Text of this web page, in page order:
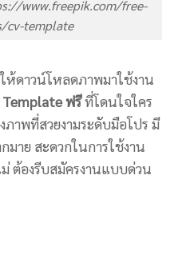
www.freepik.com/free-
cv-template
าวน์โหลดภาพมาใช้งาน
Template ฟรีที่โดนใจใคร
าพที่สวยงามระดับมือโปร มี
าย สะดวกในการใช้งาน
ม่ ต้องรีบสมัครงานแบบด่วน